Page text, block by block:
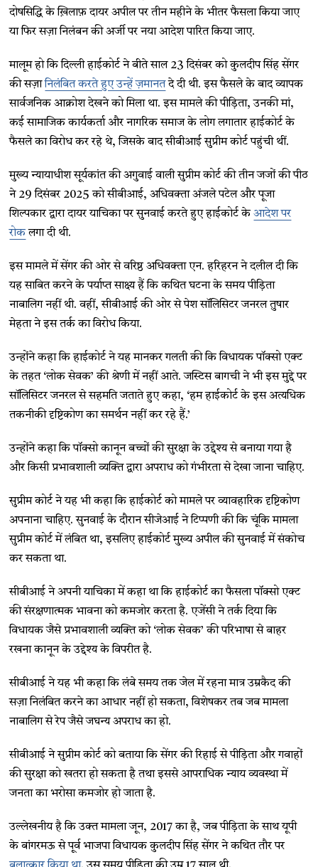
दोषसिद्धि के ख़िलाफ़ दायर अपील पर तीन महीने के भीतर फैसला किया जाए
या फिर सज़ा निलंबन की अर्जी पर नया आदेश पारित किया जाए.
मालूम हो कि दिल्ली हाईकोर्ट ने बीते साल 23 दिसंबर को कुलदीप सिंह सेंगर
की सज़ानिलंबित करते हुए उन्हें ज़मानतदे दी थी. इस फैसले के बाद व्यापक
सार्वजनिक आक्रोश देखने को मिला था. इस मामले की पीड़िता, उनकी मां,
कई सामाजिक कार्यकर्ता और नागरिक समाज के लोग लगातार हाईकोर्ट के
फैसले का विरोध कर रहे थे, जिसके बाद सीबीआई सुप्रीम कोर्ट पहुंची थीं.
मुख्य न्यायाधीश सूर्यकांत की अगुवाई वाली सुप्रीम कोर्ट की तीन जजों की पीठ
ने 29 दिसंबर 2025 को सीबीआई, अधिवक्ता अंजले पटेल और पूजा
शिल्पकार द्वारा दायर याचिका पर सुनवाई करते हुए हाईकोर्ट केआदेश पर
रोकलगा दी थी.
इस मामले में सेंगर की ओर से वरिष्ठ अधिवक्ता एन. हरिहरन ने दलील दी कि
यह साबित करने के पर्याप्त साक्ष्य हैं कि कथित घटना के समय पीड़िता
नाबालिग नहीं थी. वहीं, सीबीआई की ओर से पेश सॉलिसिटर जनरल तुषार
मेहता ने इस तर्क का विरोध किया.
उन्होंने कहा कि हाईकोर्ट ने यह मानकर गलती की कि विधायक पॉक्सो एक्ट
के तहत ‘लोक सेवक’ की श्रेणी में नहीं आते. जस्टिस बागची ने भी इस मुद्दे पर
सॉलिसिटर जनरल से सहमति जताते हुए कहा, ‘हम हाईकोर्ट के इस अत्यधिक
तकनीकी दृष्टिकोण का समर्थन नहीं कर रहे हैं.’
उन्होंने कहा कि पॉक्सो कानून बच्चों की सुरक्षा के उद्देश्य से बनाया गया है
और किसी प्रभावशाली व्यक्ति द्वारा अपराध को गंभीरता से देखा जाना चाहिए.
सुप्रीम कोर्ट ने यह भी कहा कि हाईकोर्ट को मामले पर व्यावहारिक दृष्टिकोण
अपनाना चाहिए. सुनवाई के दौरान सीजेआई ने टिप्पणी की कि चूंकि मामला
सुप्रीम कोर्ट में लंबित था, इसलिए हाईकोर्ट मुख्य अपील की सुनवाई में संकोच
कर सकता था.
सीबीआई ने अपनी याचिका में कहा था कि हाईकोर्ट का फैसला पॉक्सो एक्ट
की संरक्षणात्मक भावना को कमजोर करता है. एजेंसी ने तर्क दिया कि
विधायक जैसे प्रभावशाली व्यक्ति को ‘लोक सेवक’ की परिभाषा से बाहर
रखना कानून के उद्देश्य के विपरीत है.
सीबीआई ने यह भी कहा कि लंबे समय तक जेल में रहना मात्र उम्रकैद की
सज़ा निलंबित करने का आधार नहीं हो सकता, विशेषकर तब जब मामला
नाबालिग से रेप जैसे जघन्य अपराध का हो.
सीबीआई ने सुप्रीम कोर्ट को बताया कि सेंगर की रिहाई से पीड़िता और गवाहों
की सुरक्षा को खतरा हो सकता है तथा इससे आपराधिक न्याय व्यवस्था में
जनता का भरोसा कमजोर हो जाता है.
उल्लेखनीय है कि उक्त मामला जून, 2017 का है, जब पीड़िता के साथ यूपी
के बांगरमऊ से पूर्व भाजपा विधायक कुलदीप सिंह सेंगर ने कथित तौर पर